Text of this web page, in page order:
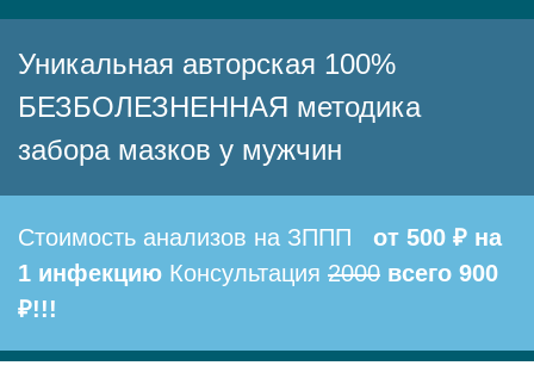
Уникальная авторская 100%
БЕЗБОЛЕЗНЕННАЯ методика
забора мазков у мужчин
Стоимость анализов на ЗППП
от 500 ₽ на
1 инфекцию Консультация 2000 всего 900
₽!!!